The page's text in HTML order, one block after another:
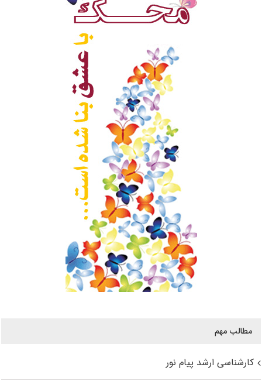
مطالب مهم
کارشناسی ارشد پیام نور